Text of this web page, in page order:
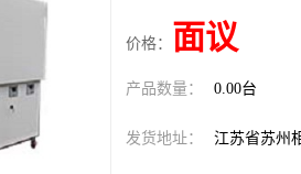
价格： 面议
产品数量： 0.00台
发货地址： 江苏省苏州